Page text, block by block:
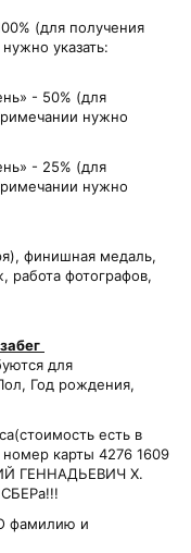
(для получения
указать:
- 50% (для
нужно
- 25% (для
нужно
финишная медаль,
работа фотографов,
забег
для
Год рождения,
есть в
карты 4276 1609
ГЕННАДЬЕВИЧ Х.
фамилию и